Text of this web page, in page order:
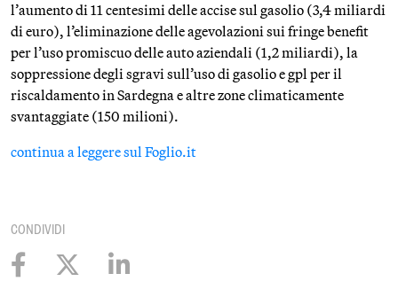
l’aumento di 11 centesimi delle accise sul gasolio (3,4 miliardi
di euro), l’eliminazione delle agevolazioni sui fringe benefit
per l’uso promiscuo delle auto aziendali (1,2 miliardi), la
soppressione degli sgravi sull’uso di gasolio e gpl per il
riscaldamento in Sardegna e altre zone climaticamente
svantaggiate (150 milioni).
continua a leggere sul Foglio.it
CONDIVIDI